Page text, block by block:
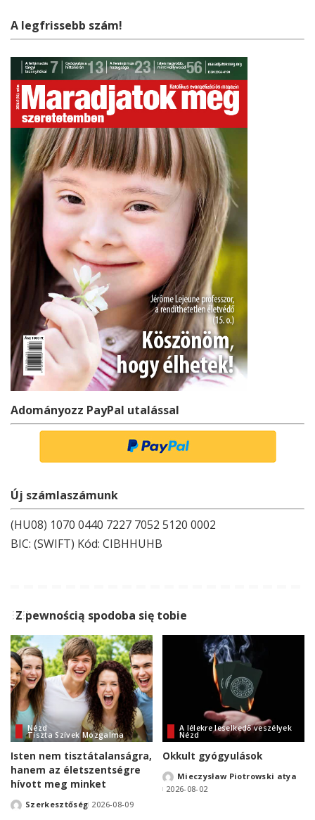
A legfrissebb szám!
Adományozz PayPal utalással
Új számlaszámunk
(HU08) 1070 0440 7227 7052 5120 0002
BIC: (SWIFT) Kód: CIBHHUHB
Z pewnością spodoba się tobie
Nézd
Tiszta Szívek Mozgalma
Isten nem tisztátalanságra,
hanem az életszentségre
hívott meg minket
PostedSzerkesztőség 2026-08-09
A lélekre leselkedő veszélyek
Nézd
Okkult gyógyulások
Posted
by
Mieczysław Piotrowski atya
2026-08-02